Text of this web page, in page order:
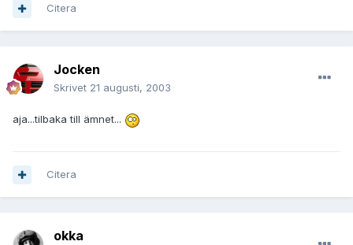
Citera
Jocken
Skrivet 21 augusti, 2003
aja...tilbaka till ämnet...
Citera
okka